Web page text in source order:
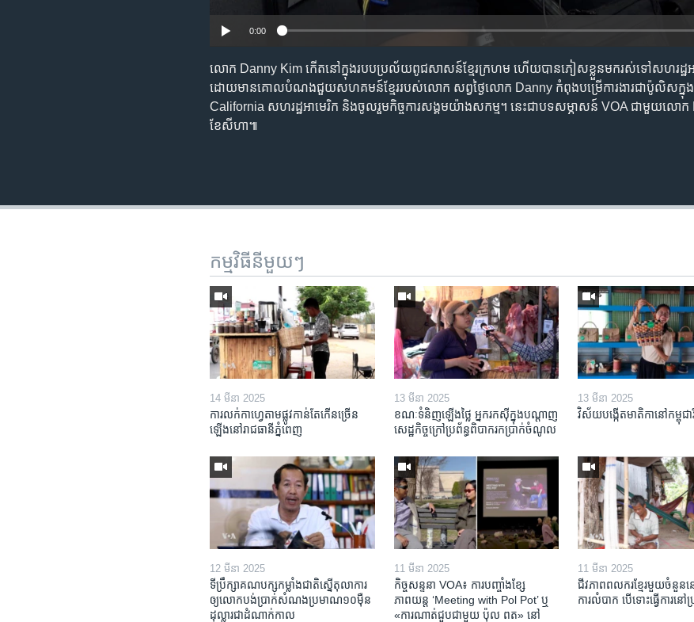
0:00
លោក Danny Kim កើត​នៅ​ក្នុង​របប​ប្រល័យ​ពូជសាសន៍​ខ្មែរក្រហម ហើយ​បាន​ភៀស​ខ្លួន​មក​រស់​ទៅ​សហរដ្ឋអា
ដោយ​មាន​គោលបំណង​ជួយ​សហគមន៍​ខ្មែរ​របស់​លោក សព្វថ្ងៃ​លោក Danny កំពុង​បម្រើ​ការងារ​ជាប៉ូលិស​ក្នុងទី
California សហរដ្ឋអាមេរិក និង​ចូលរួម​កិច្ចការ​សង្គម​យ៉ាង​សកម្ម។ នេះ​ជា​បទសម្ភាសន៍ VOA ជាមួយ​លោ
ខែ​សីហា៕
កម្មវិធី​នីមួយៗ
14 មីនា 2025
ការលក់​កាហ្វេ​តាម​ផ្លូវ​កាន់តែ​កើន​ច្រើន​
ឡើង​នៅ​រាជធានី​ភ្នំពេញ
13 មីនា 2025
ខណៈទំនិញឡើងថ្លៃ អ្នករកស៊ីក្នុង​បណ្តាញ​
សេដ្ឋកិច្ចក្រៅ​ប្រព័ន្ធពិបាក​រក​ប្រាក់​ចំណូល
13 មីនា 2025
វិស័យ​បង្កើត​មាតិកា​នៅ​កម្ពុជា​
12 មីនា 2025
ទីប្រឹក្សា​គណបក្ស​កម្លាំង​ជាតិ​ស្នើ​តុលាការ​
ឲ្យ​លោក​បង់ប្រាក់​សំណង​ប្រមាណ​១០​ម៉ឺន​
ដុល្លារ​ជា​ដំណាក់កាល
11 មីនា 2025
កិច្ចសន្ទនា VOA៖ ការ​បញ្ចាំង​ខ្សែ
ភាពយន្ត ‘Meeting with Pol Pot’ ឬ
«ការណាត់ជួប​ជាមួយ​ ប៉ុល ពត» នៅ
11 មីនា 2025
ជីវភាពពលករខ្មែរមួយចំនួន
ការលំបាក បើទោះធ្វើការនៅ